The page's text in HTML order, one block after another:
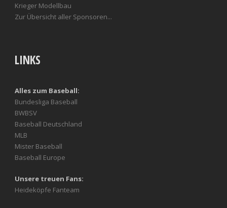
Krieger Modellbau
Zur Übersicht aller Sponsoren...
LINKS
Alles zum Baseball:
Bundesliga Baseball
BWBSV
Baseball Deutschland
MLB
Mister Baseball
Baseball Europe
Unsere treuen Fans:
Heideköpfe Fanteam